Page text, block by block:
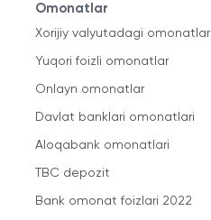
Omonatlar
Xorijiy valyutadagi omonatlar
Yuqori foizli omonatlar
Onlayn omonatlar
Davlat banklari omonatlari
Aloqabank omonatlari
TBC depozit
Bank omonat foizlari 2022